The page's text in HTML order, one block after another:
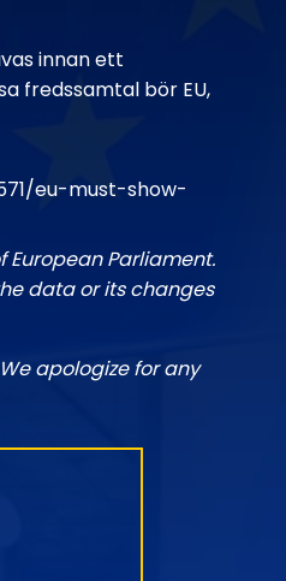
innan ett
fredssamtal bör EU,
eu-must-show-
Parliament.
data or its changes
apologize for any